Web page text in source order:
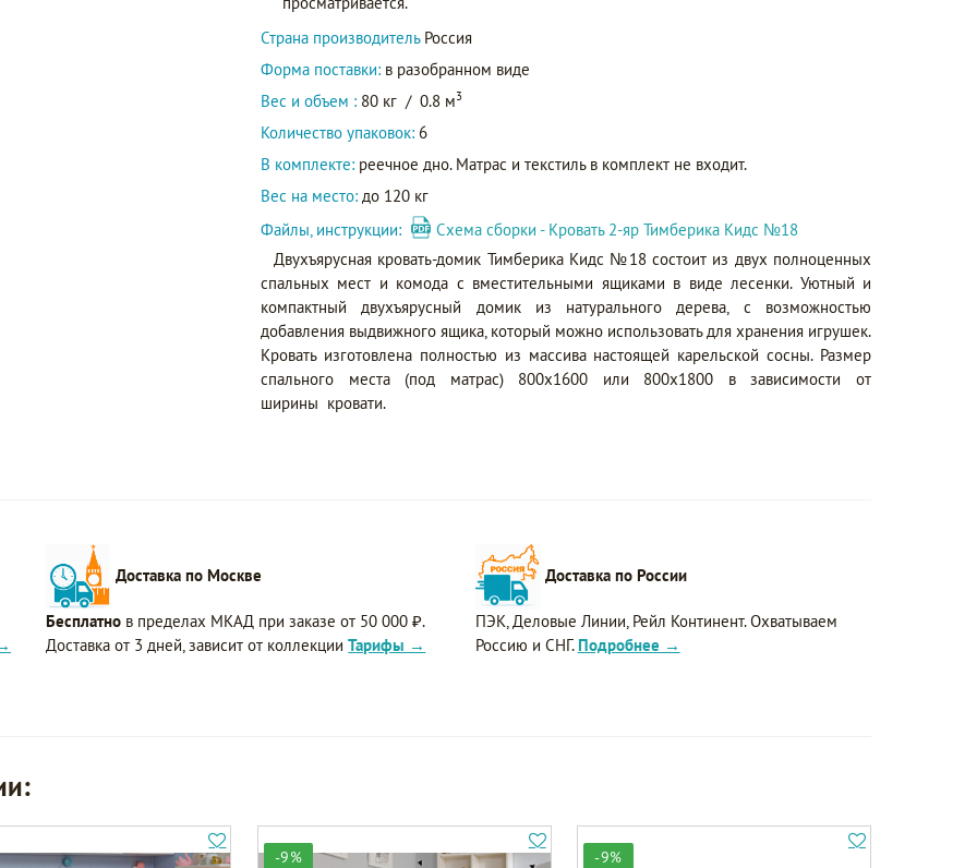
Страна производитель Россия
Форма поставки: в разобранном виде
Вес и объем : 80 кг / 0.8 м3
Количество упаковок: 6
В комплекте: реечное дно. Матрас и текстиль в комплект не входит.
Вес на место: до 120 кг
Файлы, инструкции:
Схема сборки - Кровать 2-яр Тимберика Кидс №18
Двухъярусная кровать-домик Тимберика Кидс №18 состоит из двух полноценных
спальных мест и комода с вместительными ящиками в виде лесенки. Уютный и
компактный двухъярусный домик из натурального дерева, с возможностью
добавления выдвижного ящика, который можно использовать для хранения игрушек.
Кровать изготовлена полностью из массива настоящей карельской сосны. Размер
спального места (под матрас) 800х1600 или 800х1800 в зависимости от
ширины кровати.
Доставка по Москве
Бесплатно в пределах МКАД при заказе от 50 000 ₽.
Доставка от 3 дней, зависит от коллекцииТарифы →
Доставка по России
ПЭК, Деловые Линии, Рейл Континент. Охватываем
Россию и СНГ. Подробнее →
-9% -9%